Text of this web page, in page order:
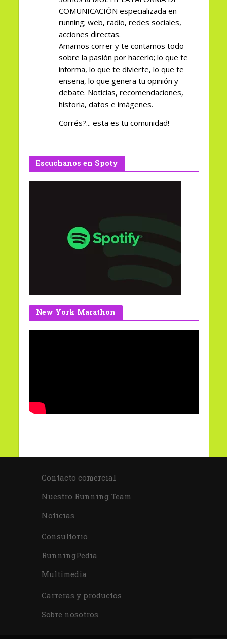
COMUNICACIÓN especializada en
running; web, radio, redes sociales,
acciones directas.
Amamos correr y te contamos todo
sobre la pasión por hacerlo; lo que te
informa, lo que te divierte, lo que te
enseña, lo que genera tu opinión y
debate. Noticias, recomendaciones,
historia, datos e imágenes.
Corrés?... esta es tu comunidad!
Escuchanos en Spoty
New York Marathon
Contacto comercial
Nuestro Running Team
Noticias
Consultorio
RunningPedia
Multimedia
Carreras y productos
Sobre nosotros